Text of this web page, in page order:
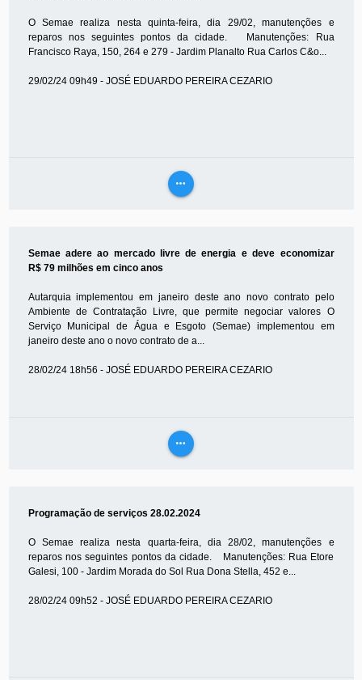
O Semae realiza nesta quinta-feira, dia 29/02, manutenções e
reparos nos seguintes pontos da cidade. Manutenções: Rua
Francisco Raya, 150, 264 e 279 - Jardim Planalto Rua Carlos C&o...
29/02/24 09h49 - JOSÉ EDUARDO PEREIRA CEZARIO
more_horiz
Semae adere ao mercado livre de energia e deve economizar
R$ 79 milhões em cinco anos
Autarquia implementou em janeiro deste ano novo contrato pelo
Ambiente de Contratação Livre, que permite negociar valores O
Serviço Municipal de Água e Esgoto (Semae) implementou em
janeiro deste ano o novo contrato de a...
28/02/24 18h56 - JOSÉ EDUARDO PEREIRA CEZARIO
more_horiz
Programação de serviços 28.02.2024
O Semae realiza nesta quarta-feira, dia 28/02, manutenções e
reparos nos seguintes pontos da cidade. Manutenções: Rua Etore
Galesi, 100 - Jardim Morada do Sol Rua Dona Stella, 452 e...
28/02/24 09h52 - JOSÉ EDUARDO PEREIRA CEZARIO